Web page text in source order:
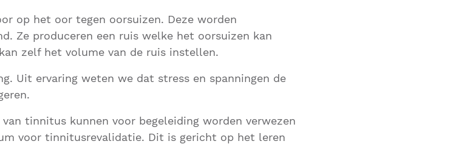
op het oor tegen oorsuizen. Deze worden
Ze produceren een ruis welke het oorsuizen kan
zelf het volume van de ruis instellen.
Uit ervaring weten we dat stress en spanningen de
tinnitus kunnen voor begeleiding worden verwezen
voor tinnitusrevalidatie. Dit is gericht op het leren